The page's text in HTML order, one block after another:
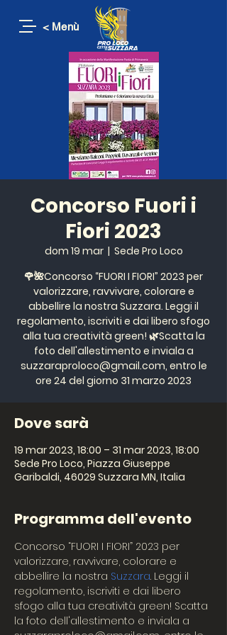
< Menù
Concorso Fuori i
Fiori 2023
dom 19 mar
  |
Sede Pro Loco
🌹🌺Concorso “FUORI I FIORI” 2023 per
valorizzare, ravvivare, colorare e
abbellire la nostra Suzzara. Leggi il
regolamento, iscriviti e dai libero sfogo
alla tua creatività green! 🌿Scatta la
foto dell'allestimento e inviala a
suzzaraproloco@gmail.com, entro le
ore 24 del giorno 31 marzo 2023
Dove sarà
19 mar 2023, 18:00 – 31 mar 2023, 18:00
Sede Pro Loco, Piazza Giuseppe
Garibaldi, 46029 Suzzara MN, Italia
Programma dell'evento
Concorso “FUORI I FIORI” 2023 per
valorizzare, ravvivare, colorare e
abbellire la nostra Suzzara. Leggi il
regolamento, iscriviti e dai libero
sfogo alla tua creatività green! Scatta
la foto dell'allestimento e inviala a